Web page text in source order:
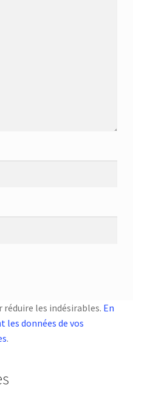
les indésirables. En
les données de vos
.